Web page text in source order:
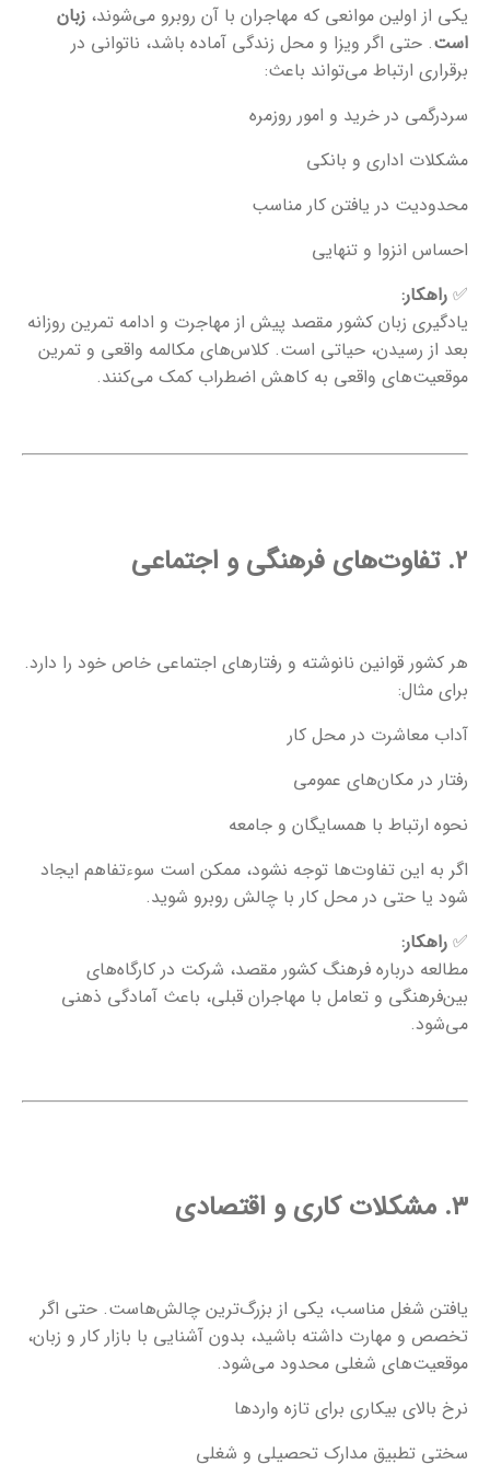
یکی از اولین موانعی که مهاجران با آن روبرو می‌شوند، زبان
است. حتی اگر ویزا و محل زندگی آماده باشد، ناتوانی در
برقراری ارتباط می‌تواند باعث:
سردرگمی در خرید و امور روزمره
مشکلات اداری و بانکی
محدودیت در یافتن کار مناسب
احساس انزوا و تنهایی
✅ راهکار:
یادگیری زبان کشور مقصد پیش از مهاجرت و ادامه تمرین روزانه
بعد از رسیدن، حیاتی است. کلاس‌های مکالمه واقعی و تمرین
موقعیت‌های واقعی به کاهش اضطراب کمک می‌کنند.
۲. تفاوت‌های فرهنگی و اجتماعی
هر کشور قوانین نانوشته و رفتارهای اجتماعی خاص خود را دارد.
برای مثال:
آداب معاشرت در محل کار
رفتار در مکان‌های عمومی
نحوه ارتباط با همسایگان و جامعه
اگر به این تفاوت‌ها توجه نشود، ممکن است سوءتفاهم ایجاد
شود یا حتی در محل کار با چالش روبرو شوید.
✅ راهکار:
مطالعه درباره فرهنگ کشور مقصد، شرکت در کارگاه‌های
بین‌فرهنگی و تعامل با مهاجران قبلی، باعث آمادگی ذهنی
می‌شود.
۳. مشکلات کاری و اقتصادی
یافتن شغل مناسب، یکی از بزرگ‌ترین چالش‌هاست. حتی اگر
تخصص و مهارت داشته باشید، بدون آشنایی با بازار کار و زبان،
موقعیت‌های شغلی محدود می‌شود.
نرخ بالای بیکاری برای تازه واردها
سختی تطبیق مدارک تحصیلی و شغلی